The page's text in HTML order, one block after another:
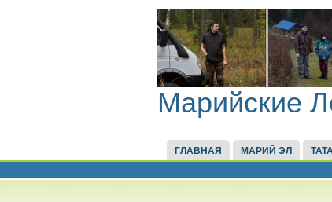
Марийские
ГЛАВНАЯ МАРИЙ ЭЛ